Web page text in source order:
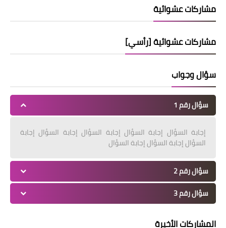
مشاركات عشوائية
مشاركات عشوائية [رأسي]
سؤال وجواب
سؤال رقم 1
إجابة السؤال إجابة السؤال إجابة السؤال إجابة السؤال إجابة
السؤال إجابة السؤال إجابة السؤال
سؤال رقم 2
سؤال رقم 3
المشاركات الأخيرة